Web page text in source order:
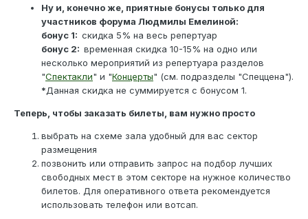
Ну и, конечно же, приятные бонусы только для
участников форума Людмилы Емелиной:
бонус 1: скидка 5% на весь репертуар
бонус 2: временная скидка 10-15% на одно или
несколько мероприятий из репертуара разделов
"Спектакли" и "Концерты" (см. подразделы "Спеццена").
*Данная скидка не суммируется с бонусом 1.
Теперь, чтобы заказать билеты, вам нужно просто
выбрать на схеме зала удобный для вас сектор
размещения
позвонить или отправить запрос на подбор лучших
свободных мест в этом секторе на нужное количество
билетов. Для оперативного ответа рекомендуется
использовать телефон или вотсап.